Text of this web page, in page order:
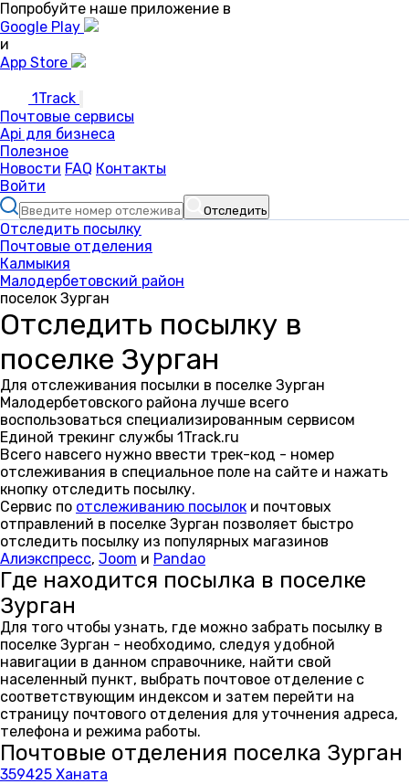
Попробуйте наше приложение в
Google Play
и
App Store
1Track
Почтовые сервисы
Api для бизнеса
Полезное
Новости FAQ Контакты
Войти
Отследить
Отследить посылку
Почтовые отделения
Калмыкия
Малодербетовский район
поселок Зурган
Отследить посылку в
поселке Зурган
Для отслеживания посылки в поселке Зурган
Малодербетовского района лучше всего
воспользоваться специализированным сервисом
Единой трекинг службы 1Track.ru
Всего навсего нужно ввести трек-код - номер
отслеживания в специальное поле на сайте и нажать
кнопку отследить посылку.
Сервис по отслеживанию посылок и почтовых
отправлений в поселке Зурган позволяет быстро
отследить посылку из популярных магазинов
Алиэкспресс, Joom и Pandao
Где находится посылка в поселке
Зурган
Для того чтобы узнать, где можно забрать посылку в
поселке Зурган - необходимо, следуя удобной
навигации в данном справочнике, найти свой
населенный пункт, выбрать почтовое отделение с
соответствующим индексом и затем перейти на
страницу почтового отделения для уточнения адреса,
телефона и режима работы.
Почтовые отделения поселка Зурган
359425 Ханата